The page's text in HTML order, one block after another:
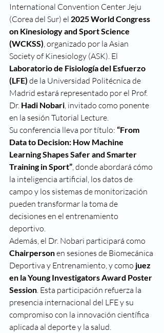
International Convention Center Jeju
(Corea del Sur) el 2025 World Congress
on Kinesiology and Sport Science
(WCKSS), organizado por la Asian
Society of Kinesiology (ASK). El
Laboratorio de Fisiología del Esfuerzo
(LFE) de la Universidad Politécnica de
Madrid estará representado por el Prof.
Dr. Hadi Nobari, invitado como ponente
en la sesión Tutorial Lecture.
Su conferencia lleva por título: “From
Data to Decision: How Machine
Learning Shapes Safer and Smarter
Training in Sport”, donde abordará cómo
la inteligencia artificial, los datos de
campo y los sistemas de monitorización
pueden transformar la toma de
decisiones en el entrenamiento
deportivo.
Además, el Dr. Nobari participará como
Chairperson en sesiones de Biomecánica
Deportiva y Entrenamiento, y como juez
en la Young Investigators Award Poster
Session. Esta participación refuerza la
presencia internacional del LFE y su
compromiso con la innovación científica
aplicada al deporte y la salud.